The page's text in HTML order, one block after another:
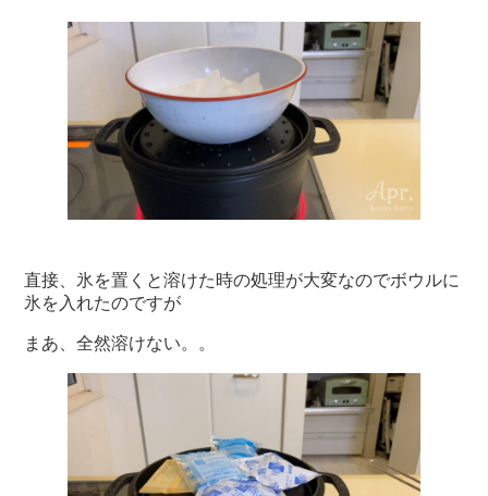
直接、氷を置くと溶けた時の処理が大変なのでボウルに
氷を入れたのですが
まあ、全然溶けない。。